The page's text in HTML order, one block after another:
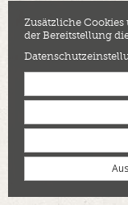
Zusätzliche
der Bereitstellung